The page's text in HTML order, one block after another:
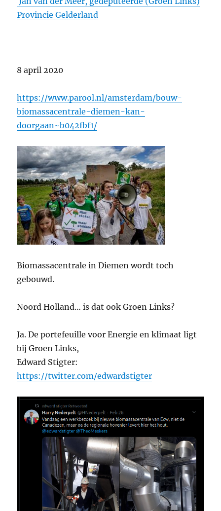
Provincie Gelderland
8 april 2020
https://www.parool.nl/amsterdam/bouw-
biomassacentrale-diemen-kan-
doorgaan~b042fbf1/
Biomassacentrale in Diemen wordt toch
gebouwd.
Noord Holland… is dat ook Groen Links?
Ja. De portefeuille voor Energie en klimaat ligt
bij Groen Links,
Edward Stigter:
https://twitter.com/edwardstigter